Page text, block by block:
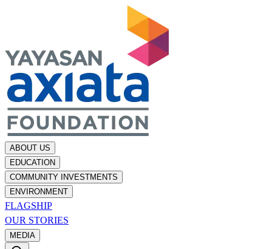
ABOUT US
EDUCATION
COMMUNITY INVESTMENTS
ENVIRONMENT
FLAGSHIP
OUR STORIES
MEDIA